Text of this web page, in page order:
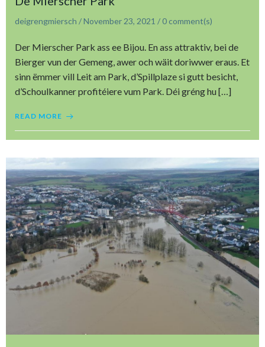
deigrengmiersch /November 23, 2021 / 0 comment(s)
Der Mierscher Park ass ee Bijou. En ass attraktiv, bei de
Bierger vun der Gemeng, awer och wäit doriwwer eraus. Et
sinn ëmmer vill Leit am Park, d’Spillplaze si gutt besicht,
d’Schoulkanner profitéiere vum Park. Déi gréng hu […]
READ MORE